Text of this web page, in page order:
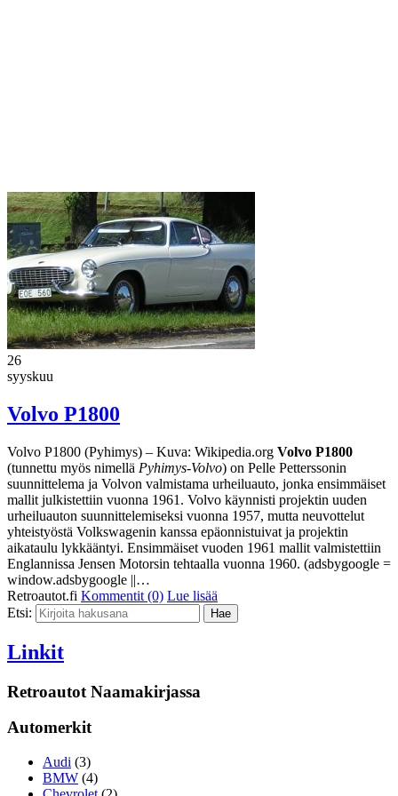
26
syyskuu
Volvo P1800
Volvo P1800 (Pyhimys) – Kuva: Wikipedia.org Volvo P1800
(tunnettu myös nimellä Pyhimys-Volvo) on Pelle Petterssonin
suunnittelema ja Volvon valmistama urheiluauto, jonka ensimmäiset
mallit julkistettiin vuonna 1961. Volvo käynnisti projektin uuden
urheiluauton suunnittelemiseksi vuonna 1957, mutta neuvottelut
yhteistyöstä Volkswagenin kanssa epäonnistuivat ja projektin
aikataulu lykkääntyi. Ensimmäiset vuoden 1961 mallit valmistettiin
Englannissa Jensen Motorsin tehtaalla vuonna 1960. (adsbygoogle =
window.adsbygoogle ||…
Retroautot.fi Kommentit (0) Lue lisää
Etsi:
Linkit
Retroautot Naamakirjassa
Automerkit
Audi (3)
BMW (4)